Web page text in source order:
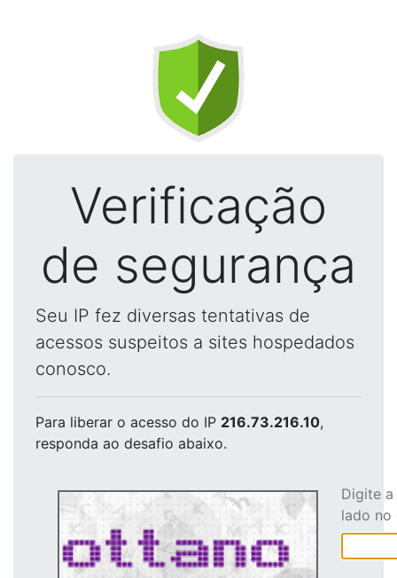
Verificação
de segurança
Seu IP fez diversas tentativas de
acessos suspeitos a sites hospedados
conosco.
Para liberar o acesso do IP 216.73.216.10,
responda ao desafio abaixo.
Digite
lado no